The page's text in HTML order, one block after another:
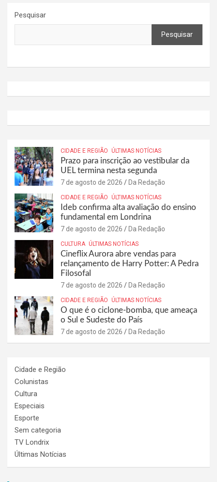
Pesquisar
Pesquisar
CIDADE E REGIÃO ÚLTIMAS NOTÍCIAS
Prazo para inscrição ao vestibular da
UEL termina nesta segunda
7 de agosto de 2026 Da Redação
CIDADE E REGIÃO ÚLTIMAS NOTÍCIAS
Ideb confirma alta avaliação do ensino
fundamental em Londrina
7 de agosto de 2026 Da Redação
CULTURA ÚLTIMAS NOTÍCIAS
Cineflix Aurora abre vendas para
relançamento de Harry Potter: A Pedra
Filosofal
7 de agosto de 2026 Da Redação
CIDADE E REGIÃO ÚLTIMAS NOTÍCIAS
O que é o ciclone-bomba, que ameaça
o Sul e Sudeste do País
7 de agosto de 2026 Da Redação
Cidade e Região
Colunistas
Cultura
Especiais
Esporte
Sem categoria
TV Londrix
Últimas Notícias